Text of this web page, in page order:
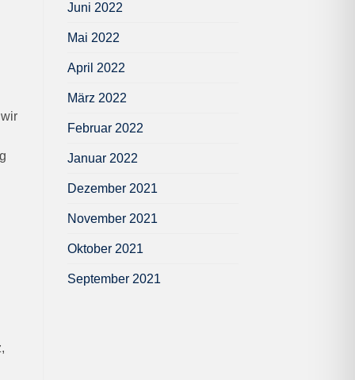
Juni 2022
Mai 2022
April 2022
März 2022
Februar 2022
Januar 2022
Dezember 2021
November 2021
Oktober 2021
September 2021